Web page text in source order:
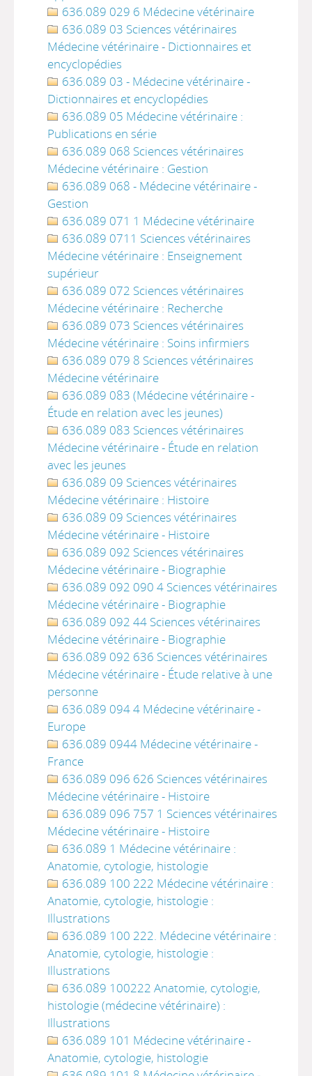
636.089 029 6 Médecine vétérinaire
636.089 03 Sciences vétérinaires
Médecine vétérinaire - Dictionnaires et
encyclopédies
636.089 03 - Médecine vétérinaire -
Dictionnaires et encyclopédies
636.089 05 Médecine vétérinaire :
Publications en série
636.089 068 Sciences vétérinaires
Médecine vétérinaire : Gestion
636.089 068 - Médecine vétérinaire -
Gestion
636.089 071 1 Médecine vétérinaire
636.089 0711 Sciences vétérinaires
Médecine vétérinaire : Enseignement
supérieur
636.089 072 Sciences vétérinaires
Médecine vétérinaire : Recherche
636.089 073 Sciences vétérinaires
Médecine vétérinaire : Soins infirmiers
636.089 079 8 Sciences vétérinaires
Médecine vétérinaire
636.089 083 (Médecine vétérinaire -
Étude en relation avec les jeunes)
636.089 083 Sciences vétérinaires
Médecine vétérinaire - Étude en relation
avec les jeunes
636.089 09 Sciences vétérinaires
Médecine vétérinaire : Histoire
636.089 09 Sciences vétérinaires
Médecine vétérinaire - Histoire
636.089 092 Sciences vétérinaires
Médecine vétérinaire - Biographie
636.089 092 090 4 Sciences vétérinaires
Médecine vétérinaire - Biographie
636.089 092 44 Sciences vétérinaires
Médecine vétérinaire - Biographie
636.089 092 636 Sciences vétérinaires
Médecine vétérinaire - Étude relative à une
personne
636.089 094 4 Médecine vétérinaire -
Europe
636.089 0944 Médecine vétérinaire -
France
636.089 096 626 Sciences vétérinaires
Médecine vétérinaire - Histoire
636.089 096 757 1 Sciences vétérinaires
Médecine vétérinaire - Histoire
636.089 1 Médecine vétérinaire :
Anatomie, cytologie, histologie
636.089 100 222 Médecine vétérinaire :
Anatomie, cytologie, histologie :
Illustrations
636.089 100 222. Médecine vétérinaire :
Anatomie, cytologie, histologie :
Illustrations
636.089 100222 Anatomie, cytologie,
histologie (médecine vétérinaire) :
Illustrations
636.089 101 Médecine vétérinaire -
Anatomie, cytologie, histologie